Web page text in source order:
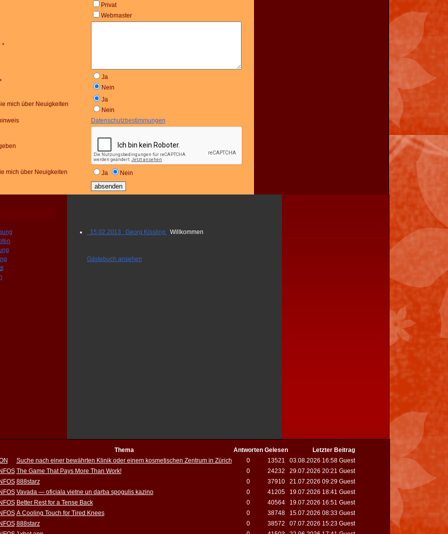
Privat
Webmaster
*
Ja
Nein
mich über Neuigkeiten
Ja
Nein
Datenschutzbestimmungen
mich über Neuigkeiten Ja Nein
15.02.2013 Georg Kissling Willkommen
Gästebuch ansehen
Thema Antworten Gelesen
Letzter Beitrag
Suche nach einer bewährten Klinik oder einem kosmetischen Zentrum in Zürich 0 13521
03.08.2026 16:58 Guest
The Game That Pays More Than Work! 0 24232
29.07.2026 20:21 Guest
888starz 0 37910
21.07.2026 09:29 Guest
Vavada — oficiala vietne un darba spogulis kazino 0 41205
19.07.2026 18:41 Guest
Better Rest for a Tense Back 0 40564
19.07.2026 16:51 Guest
A Cooling Touch for Tired Knees 0 38748
15.07.2026 08:33 Guest
888starz 0 38572
07.07.2026 15:23 Guest